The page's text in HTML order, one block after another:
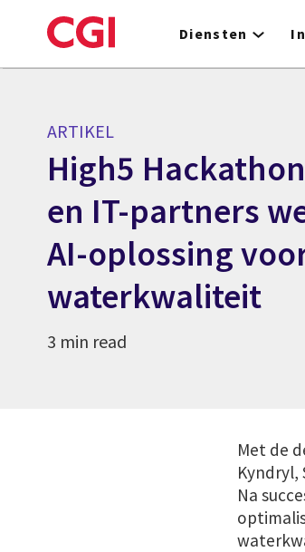
to
Diensten
ARTIKEL
High5
en IT-partners
AI-oplossing
waterkwaliteit
3 min read
Met de
Kyndryl,
Na